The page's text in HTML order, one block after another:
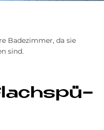
Badezimmer, da sie
sind.